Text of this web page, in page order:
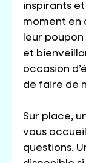
inspirants et
moment en
leur
et
occasion
de faire de
Sur place,
vous
questions.